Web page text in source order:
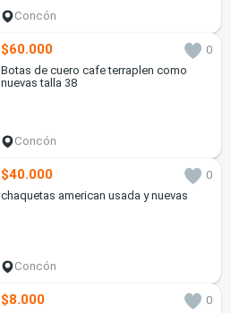
Concón
$60.000
0
Botas de cuero cafe terraplen como
nuevas talla 38
Concón
$40.000
0
chaquetas american usada y nuevas
Concón
$8.000
0